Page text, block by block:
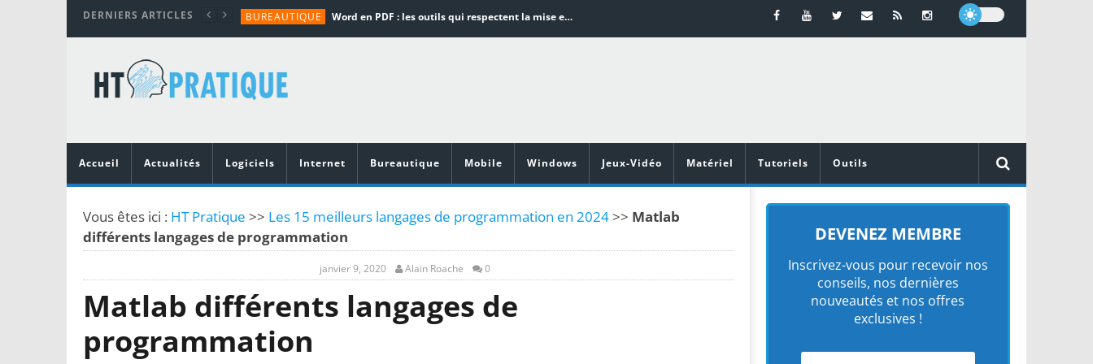
DERNIERS ARTICLES BUREAUTIQUE Word en PDF : les outils qui respectent la mise en page
TUTORIALS
MATÉRIEL
Vidéoprojecteurs Asus : Top 6 des meilleurs modèles de la marque
Accueil
Actualités Logiciels Internet Bureautique Mobile Windows Jeux-Vidéo Matériel Tutoriels Outils
Vous êtes ici : HT Pratique >> Les 15 meilleurs langages de programmation en 2024>> Matlab
différents langages de programmation
janvier 9, 2020 Alain Roache 0
Matlab différents langages de
programmation
DEVENEZ MEMBRE
Inscrivez-vous pour recevoir nos
conseils, nos dernières
nouveautés et nos offres
exclusives !